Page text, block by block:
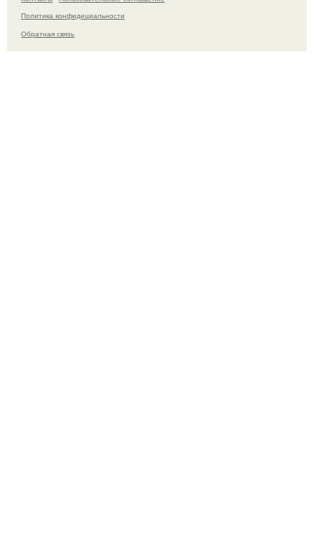
Политика конфидециальности
Обратная связь